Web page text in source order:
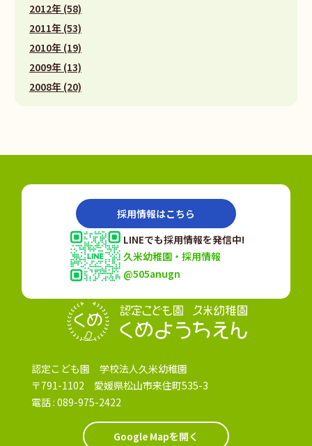
2012年 (58)
2011年 (53)
2010年 (19)
2009年 (13)
2008年 (20)
認定こども園 学校法人久米幼稚園
〒791-1102 愛媛県松山市来住町535-3
電話 : 089-975-2422
Google Mapを開く
採用情報はこちら
LINEでも採用情報を発信中!
久米幼稚園・採用情報
@505anugn